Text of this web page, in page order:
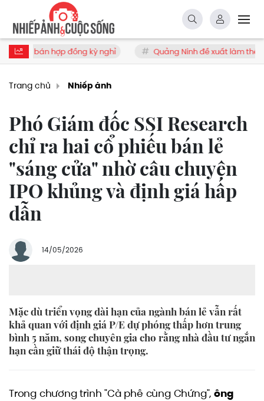
hợp đồng kỳ nghỉ Quảng Ninh đề xuất làm thêm cao tốc 6
Trang chủ Nhiếp ảnh
Phó Giám đốc SSI Research
chỉ ra hai cổ phiếu bán lẻ
"sáng cửa" nhờ câu chuyện
IPO khủng và định giá hấp
dẫn
14/05/2026
Mặc dù triển vọng dài hạn của ngành bán lẻ vẫn rất
khả quan với định giá P/E dự phóng thấp hơn trung
bình 5 năm, song chuyên gia cho rằng nhà đầu tư ngắn
hạn cần giữ thái độ thận trọng.
Trong chương trình "Cà phê cùng Chứng", ông